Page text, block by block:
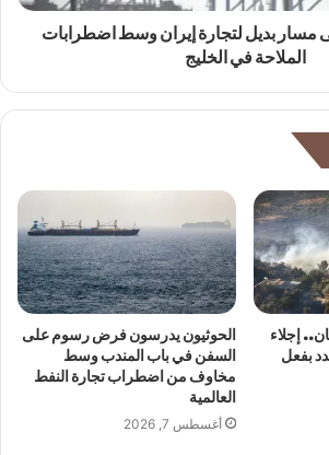
مسار بديل لتجارة إيران وسط اضطرابات
الملاحة في الخليج
إجلاء
بفعل
الحوثيون يدرسون فرض رسوم على
السفن في باب المندب وسط
مخاوف من اضطراب تجارة النفط
العالمية
أغسطس 7, 2026